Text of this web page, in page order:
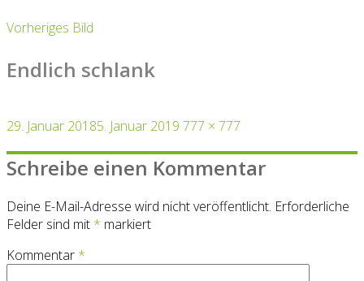
Vorheriges Bild
Endlich schlank
Veröffentlicht
29. Januar 20185. Januar 2019 Originalgröße
777 × 777
Schreibe einen Kommentar
Deine E-Mail-Adresse wird nicht veröffentlicht. Erforderliche
Felder sind mit * markiert
Kommentar *